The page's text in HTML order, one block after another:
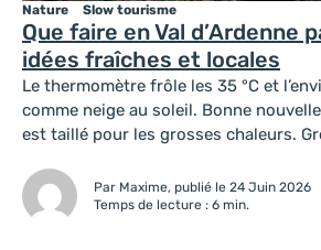
Que faire en Val d’Ardenne
idées fraîches et locales
Nature Slow tourisme
Le thermomètre frôle les 35 °C et
comme neige au soleil. Bonne nouvelle
est taillé pour les grosses chaleurs.
activités à faire par canicule dans nos
quitter le territoire. Si vous préparez
Par Maxime, publié le 24 Juin 2026
Temps de lecture : 6 min.